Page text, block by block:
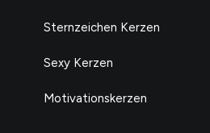
Sternzeichen Kerzen
Sexy Kerzen
Motivationskerzen